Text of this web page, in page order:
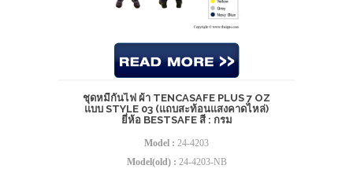
ชุดหมีกันไฟ ผ้า TENCASAFE PLUS 7 OZ
แบบ STYLE 03 (แถบสะท้อนแสงคาดไหล่)
ยี่ห้อ BESTSAFE สี : กรม
Model : 24-4203
Model(old) : 24-4203-NB